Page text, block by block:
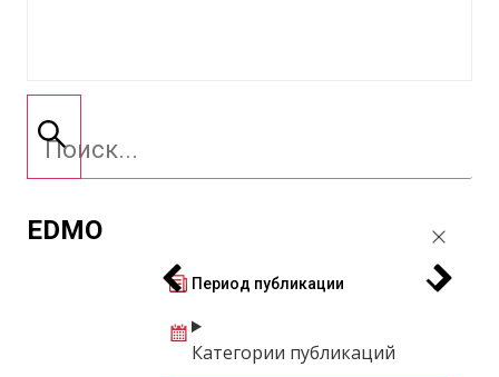
EDMO
Период публикации
Категории публикаций